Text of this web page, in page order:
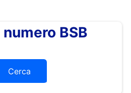
BSB
Cerca